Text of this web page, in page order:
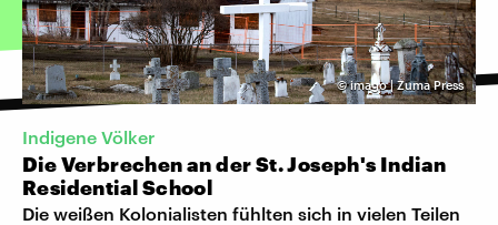
©imago | Zuma Press
Indigene Völker
Die Verbrechen an der St. Joseph's Indian
Residential School
Die weißen Kolonialisten fühlten sich in vielen Teilen